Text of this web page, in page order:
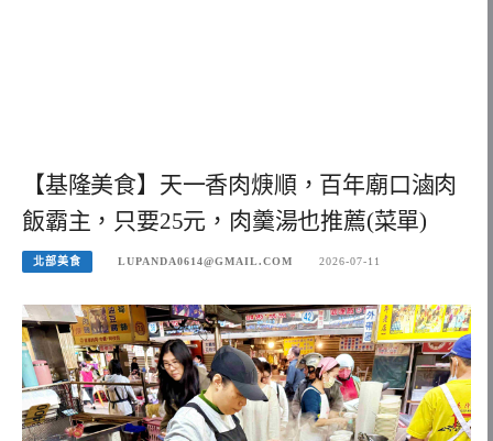
【基隆美食】天一香肉焿順，百年廟口滷肉
飯霸主，只要25元，肉羹湯也推薦(菜單)
北部美食 LUPANDA0614@GMAIL.COM 2026-07-11